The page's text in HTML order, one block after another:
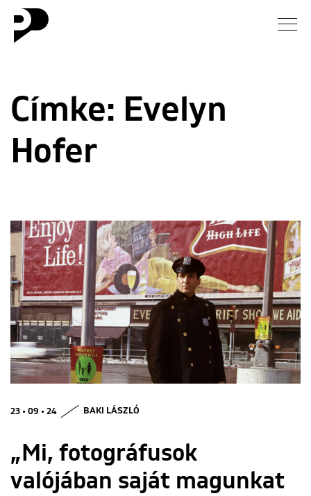
Galéria
Rólunk
ENGLISH
Címke: Evelyn
Hofer
23 • 09 • 24 BAKI LÁSZLÓ
„Mi, fotográfusok
valójában saját magunkat